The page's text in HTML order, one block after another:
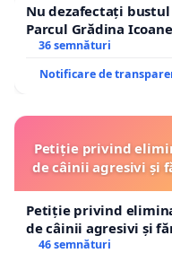
Nu dezafectați
Parcul Grădina
36 semnături
Notificare de
Petiție privind
de câinii agresivi și
Petiție privind
de câinii agresivi și
46 semnături